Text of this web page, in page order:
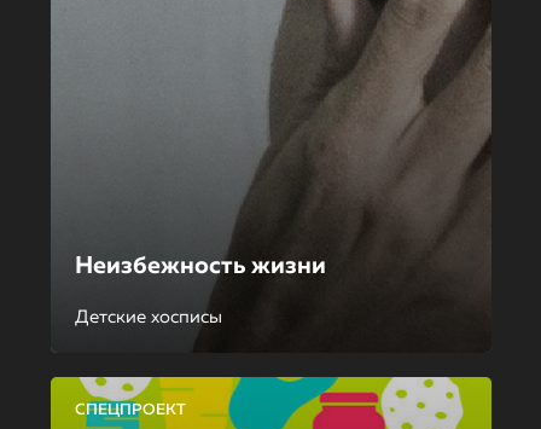
Неизбежность жизни
Детские хосписы
СПЕЦПРОЕКТ